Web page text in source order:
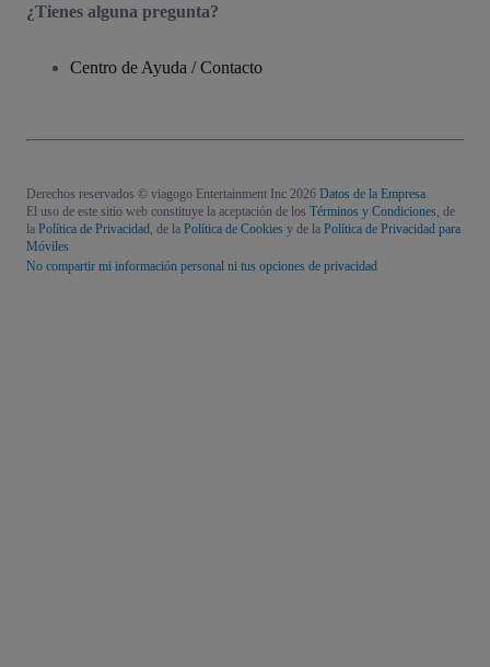
¿Tienes alguna pregunta?
Centro de Ayuda / Contacto
Derechos reservados © viagogo Entertainment Inc 2026 Datos de la Empresa
El uso de este sitio web constituye la aceptación de los Términos y Condiciones, de
la Política de Privacidad, de la Política de Cookies y de la Política de Privacidad para
Móviles
No compartir mi información personal ni tus opciones de privacidad